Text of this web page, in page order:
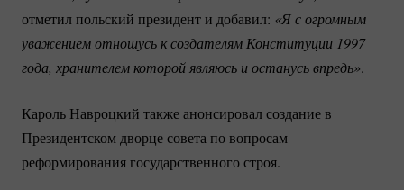
отметил польский президент и добавил: «Я с огромным
уважением отношусь к создателям Конституции 1997
года, хранителем которой являюсь и останусь впредь».
Кароль Навроцкий также анонсировал создание в
Президентском дворце совета по вопросам
реформирования государственного строя.